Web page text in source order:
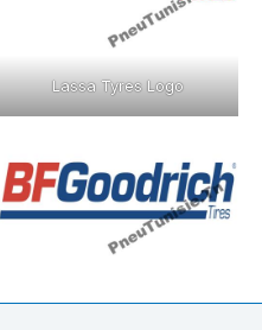
Lassa Tyres Logo